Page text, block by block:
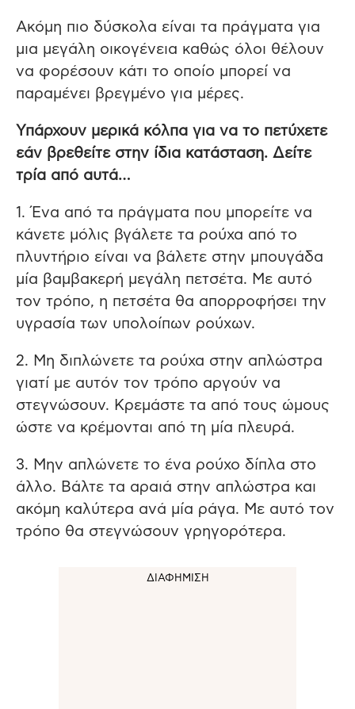
Ακόμη πιο δύσκολα είναι τα πράγματα για
μια μεγάλη οικογένεια καθώς όλοι θέλουν
να φορέσουν κάτι το οποίο μπορεί να
παραμένει βρεγμένο για μέρες.
Υπάρχουν μερικά κόλπα για να το πετύχετε
εάν βρεθείτε στην ίδια κατάσταση. Δείτε
τρία από αυτά…
1. Ένα από τα πράγματα που μπορείτε να
κάνετε μόλις βγάλετε τα ρούχα από το
πλυντήριο είναι να βάλετε στην μπουγάδα
μία βαμβακερή μεγάλη πετσέτα. Με αυτό
τον τρόπο, η πετσέτα θα απορροφήσει την
υγρασία των υπολοίπων ρούχων.
2. Μη διπλώνετε τα ρούχα στην απλώστρα
γιατί με αυτόν τον τρόπο αργούν να
στεγνώσουν. Κρεμάστε τα από τους ώμους
ώστε να κρέμονται από τη μία πλευρά.
3. Μην απλώνετε το ένα ρούχο δίπλα στο
άλλο. Βάλτε τα αραιά στην απλώστρα και
ακόμη καλύτερα ανά μία ράγα. Με αυτό τον
τρόπο θα στεγνώσουν γρηγορότερα.